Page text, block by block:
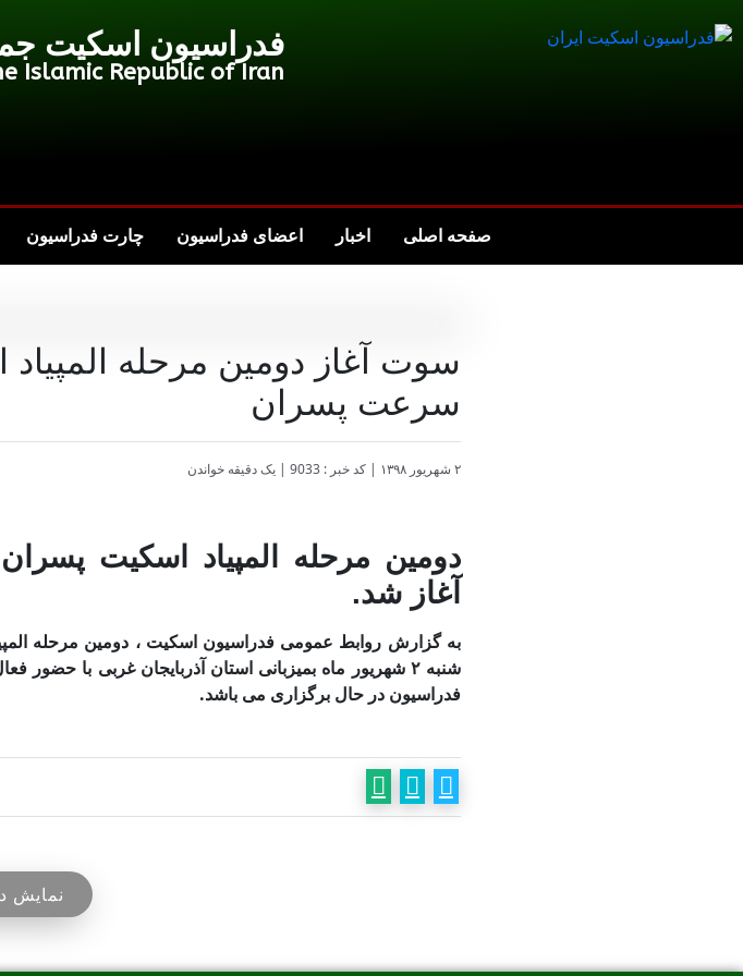
فدراسیون اسکیت
Islamic Republic of Iran
صفحه اصلی اخبار اعضای فدراسیون چارت فدراسیون
سوت آغاز دومین مرحله
سرعت پسران
۲ شهریور ۱۳۹۸ |کد خبر : 9033 |یک دقیقه خواندن
دومین مرحله المپیاد اسکیت
آغاز شد.
به گزارش روابط عمومی فدراسیون اسکیت ، دومین مرحله
فدراسیون در حال برگزاری می باشد.
نمایش